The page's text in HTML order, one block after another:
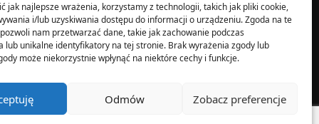
jak najlepsze wrażenia, korzystamy z technologii, takich jak pliki cookie,
i/lub uzyskiwania dostępu do informacji o urządzeniu. Zgoda na te
nam przetwarzać dane, takie jak zachowanie podczas
lub unikalne identyfikatory na tej stronie. Brak wyrażenia zgody lub
może niekorzystnie wpłynąć na niektóre cechy i funkcje.
Odmów Zobacz preferencje
2025 © Znicz Polski -
zastrzeżone